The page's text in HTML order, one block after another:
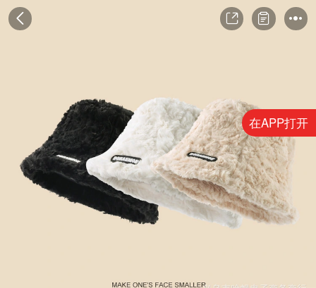
在APP打开